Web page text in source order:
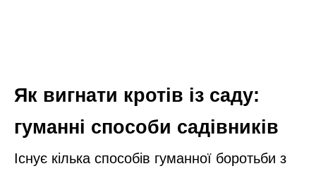
Як вигнати кротів із саду:
гуманні способи садівників
Існує кілька способів гуманної боротьби з